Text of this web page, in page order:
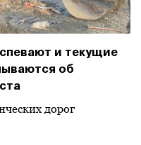
и текущие
об
дорог